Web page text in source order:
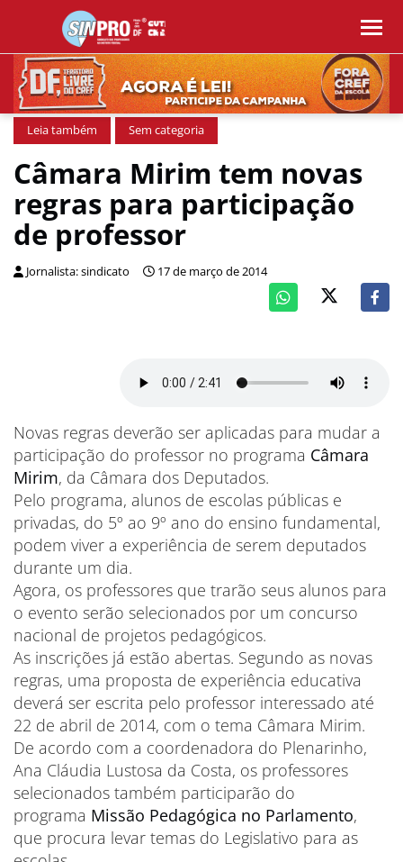
Leia também Sem categoria
Câmara Mirim tem novas
regras para participação
de professor
Jornalista: sindicato 17 de março de 2014
Novas regras deverão ser aplicadas para mudar a
participação do professor no programa Câmara
Mirim, da Câmara dos Deputados.
Pelo programa, alunos de escolas públicas e
privadas, do 5º ao 9º ano do ensino fundamental,
podem viver a experiência de serem deputados
durante um dia.
Agora, os professores que trarão seus alunos para
o evento serão selecionados por um concurso
nacional de projetos pedagógicos.
As inscrições já estão abertas. Segundo as novas
regras, uma proposta de experiência educativa
deverá ser escrita pelo professor interessado até
22 de abril de 2014, com o tema Câmara Mirim.
De acordo com a coordenadora do Plenarinho,
Ana Cláudia Lustosa da Costa, os professores
selecionados também participarão do
programa Missão Pedagógica no Parlamento,
que procura levar temas do Legislativo para as